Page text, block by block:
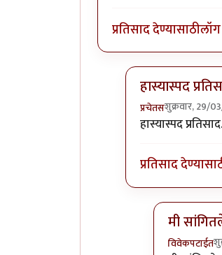
प्रतिसाद देण्यासाठी
हास्यास्पद
प्रचेतसशुक्रवार, 29/
In reply toPhD
हास्यास्पद प्रतिसाद.
प्रतिसाद
मी
विवेकपटाईत